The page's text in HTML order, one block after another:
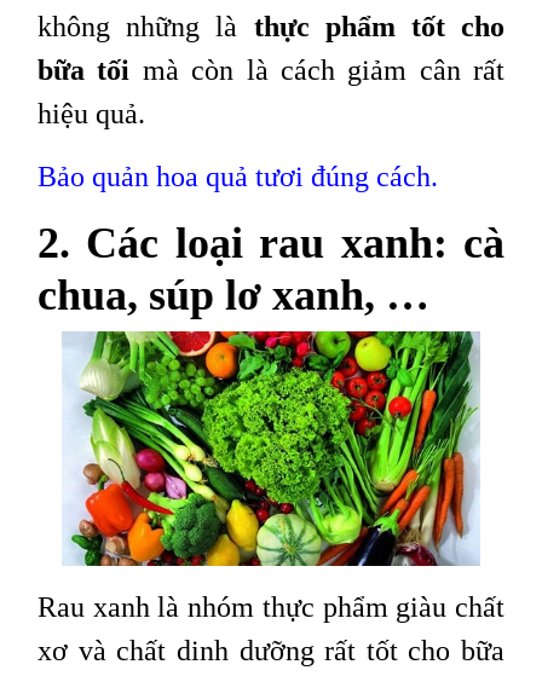
không những là thực phẩm tốt cho
bữa tối mà còn là cách giảm cân rất
hiệu quả.
Bảo quản hoa quả tươi đúng cách.
2. Các loại rau xanh: cà
chua, súp lơ xanh, …
Rau xanh là nhóm thực phẩm giàu chất
xơ và chất dinh dưỡng rất tốt cho bữa